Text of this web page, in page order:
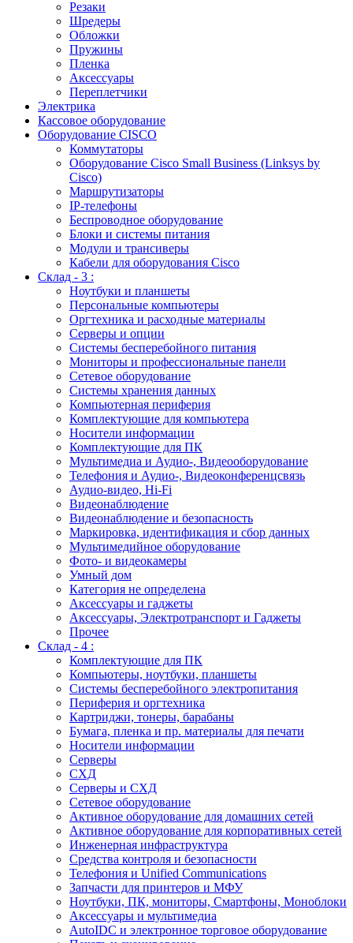
Резаки
Шредеры
Обложки
Пружины
Пленка
Аксессуары
Переплетчики
Электрика
Кассовое оборудование
Оборудование CISCO
Коммутаторы
Оборудование Cisco Small Business (Linksys by
Cisco)
Маршрутизаторы
IP-телефоны
Беспроводное оборудование
Блоки и системы питания
Модули и трансиверы
Кабели для оборудования Cisco
Склад - 3 :
Ноутбуки и планшеты
Персональные компьютеры
Оргтехника и расходные материалы
Серверы и опции
Системы бесперебойного питания
Мониторы и профессиональные панели
Сетевое оборудование
Системы хранения данных
Компьютерная периферия
Комплектующие для компьютера
Носители информации
Комплектующие для ПК
Мультимедиа и Аудио-, Видеооборудование
Телефония и Аудио-, Видеоконференцсвязь
Аудио-видео, Hi-Fi
Видеонаблюдение
Видеонаблюдение и безопасность
Маркировка, идентификация и сбор данных
Мультимедийное оборудование
Фото- и видеокамеры
Умный дом
Категория не определена
Аксессуары и гаджеты
Аксессуары, Электротранспорт и Гаджеты
Прочее
Склад - 4 :
Комплектующие для ПК
Компьютеры, ноутбуки, планшеты
Системы бесперебойного электропитания
Периферия и оргтехника
Картриджи, тонеры, барабаны
Бумага, пленка и пр. материалы для печати
Носители информации
Серверы
СХД
Серверы и СХД
Сетевое оборудование
Активное оборудование для домашних сетей
Активное оборудование для корпоративных сетей
Инженерная инфраструктура
Средства контроля и безопасности
Телефония и Unified Communications
Запчасти для принтеров и МФУ
Ноутбуки, ПК, мониторы, Смартфоны, Моноблоки
Аксессуары и мультимедиа
AutoIDC и электронное торговое оборудование